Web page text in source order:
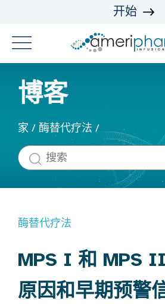
开始
博客
家 / 酶替代疗法 /
酶替代疗法
MPS I 和 MPS II
原因和早期预警